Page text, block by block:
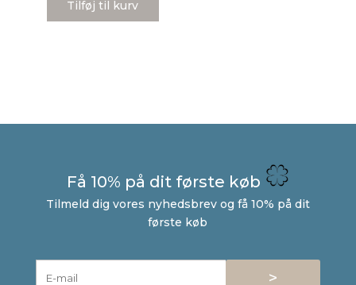
Tilføj til kurv
Få 10% på dit første køb
Tilmeld dig vores nyhedsbrev og få 10% på dit
første køb
>